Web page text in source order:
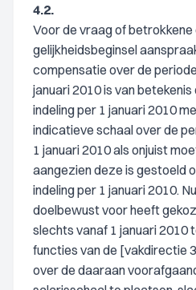
4.2.
Voor de vraag of betrokkene
gelijkheidsbeginsel
compensatie over de
januari 2010 is van
indeling per 1 januari 2010
indicatieve schaal over de
1 januari 2010 als onjuist
aangezien deze is gestoeld
indeling per 1 januari 2010.
doelbewust voor heeft
slechts vanaf 1 januari 2010
functies van de [vakdirectie
over de daaraan